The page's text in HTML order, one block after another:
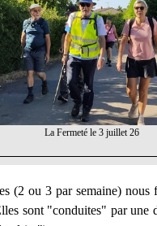
La Fermeté le 3 juillet 26
(2 ou 3 par semaine) nous
sont "conduites" par une